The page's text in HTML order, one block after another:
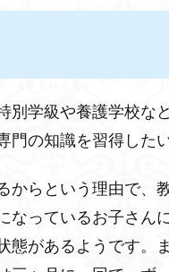
別学級や養護学校な
の知識を習得した
からという理由で、
なっているお子さん
態があるようです。